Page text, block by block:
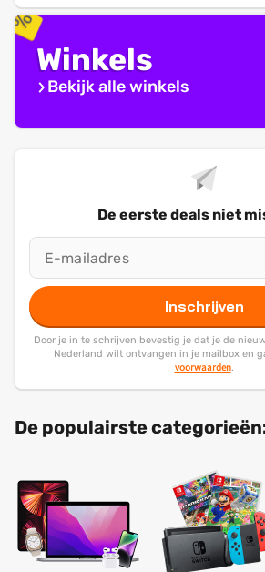
Winkels
Bekijk alle winkels
De eerste deals niet
Inschrijven
Door je in te schrijven bevestig je dat je de
Nederland wilt ontvangen in je mailbox en
voorwaarden.
De populairste